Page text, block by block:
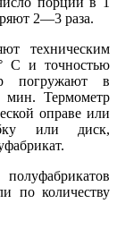
2—3 раза.
техническим
С и точностью
погружают в
Термометр
оправе или
или диск,
по количеству